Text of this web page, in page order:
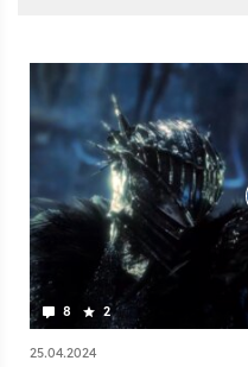
8 2
25.04.2024